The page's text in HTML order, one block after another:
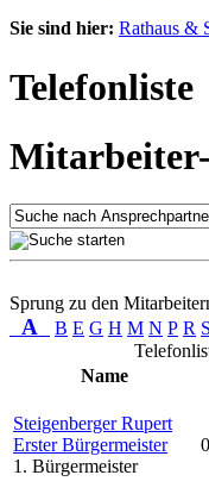
Sie sind hier: Rathaus &
Telefonliste
Sprung zu den
A B E G H M N P R S
Name
Steigenberger Rupert
Erster Bürgermeister
1. Bürgermeister